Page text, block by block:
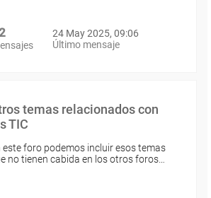
24 May 2025, 09:06
Último mensaje
temas relacionados con
TIC
este foro podemos incluir esos temas
no tienen cabida en los otros foros…